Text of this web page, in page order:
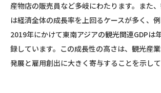
産物店の販売員など多岐にわたります。また
は経済全体の成長率を上回るケースが多く、
2019年にかけて東南アジアの観光関連GDPは
録しています。この成長性の高さは、観光産
発展と雇用創出に大きく寄与することを示して